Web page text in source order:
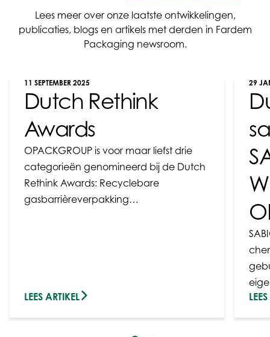
Lees meer over onze laatste ontwikkelingen,
publicaties, blogs en artikels met derden in Fardem
Packaging newsroom.
Dutch Rethink
Awards
11 SEPTEMBER 2025
OPACKGROUP is voor maar liefst drie
categorieën genomineerd bij de Dutch
Rethink Awards: Recyclebare
gasbarrièreverpakking…
LEES ARTIKEL
29